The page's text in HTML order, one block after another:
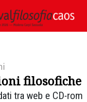
filosofiche
tra web e CD-rom